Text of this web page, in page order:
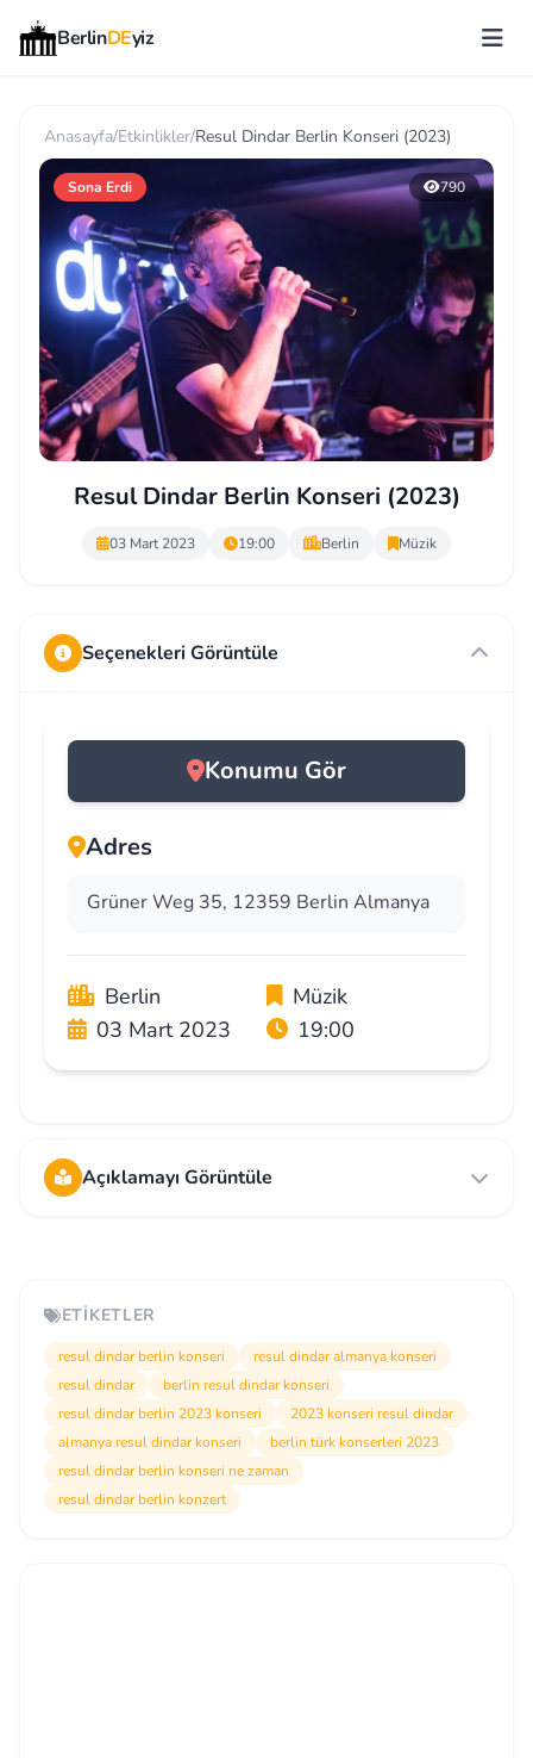
BerlinDEyiz
Anasayfa/Etkinlikler/Resul Dindar Berlin Konseri (2023)
Sona Erdi 790
Resul Dindar Berlin Konseri (2023)
03 Mart 2023 19:00 Berlin Müzik
Seçenekleri Görüntüle
Konumu Gör
Adres
Grüner Weg 35, 12359 Berlin Almanya
Berlin
Müzik
03 Mart 2023
19:00
Açıklamayı Görüntüle
ETIKETLER
resul dindar berlin konseri
resul dindar almanya konseri
resul dindar
berlin resul dindar konseri
resul dindar berlin 2023 konseri
2023 konseri resul dindar
almanya resul dindar konseri
berlin türk konserleri 2023
resul dindar berlin konseri ne zaman
resul dindar berlin konzert